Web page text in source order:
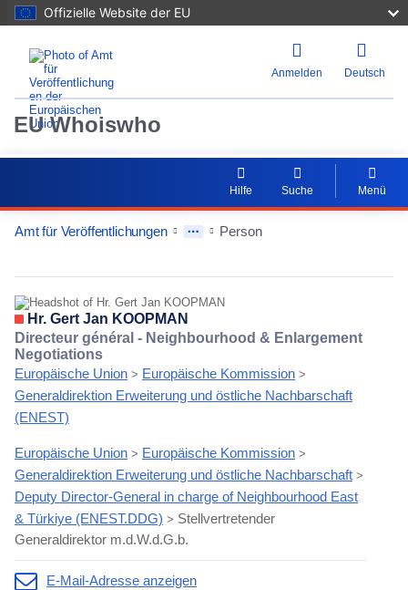
Offizielle Website der EU
Anmelden Deutsch
EU Whoiswho
Hilfe Suche Menü
Amt für Veröffentlichungen Person
EntityDetailActions
Hr. Gert Jan KOOPMAN
Directeur général - Neighbourhood & Enlargement
Negotiations
Europäische Union > Europäische Kommission >
Generaldirektion Erweiterung und östliche Nachbarschaft
(ENEST)
Europäische Union > Europäische Kommission >
Generaldirektion Erweiterung und östliche Nachbarschaft >
Deputy Director-General in charge of Neighbourhood East
& Türkiye (ENEST.DDG) > Stellvertretender
Generaldirektor m.d.W.d.G.b.
E-Mail-Adresse anzeigen